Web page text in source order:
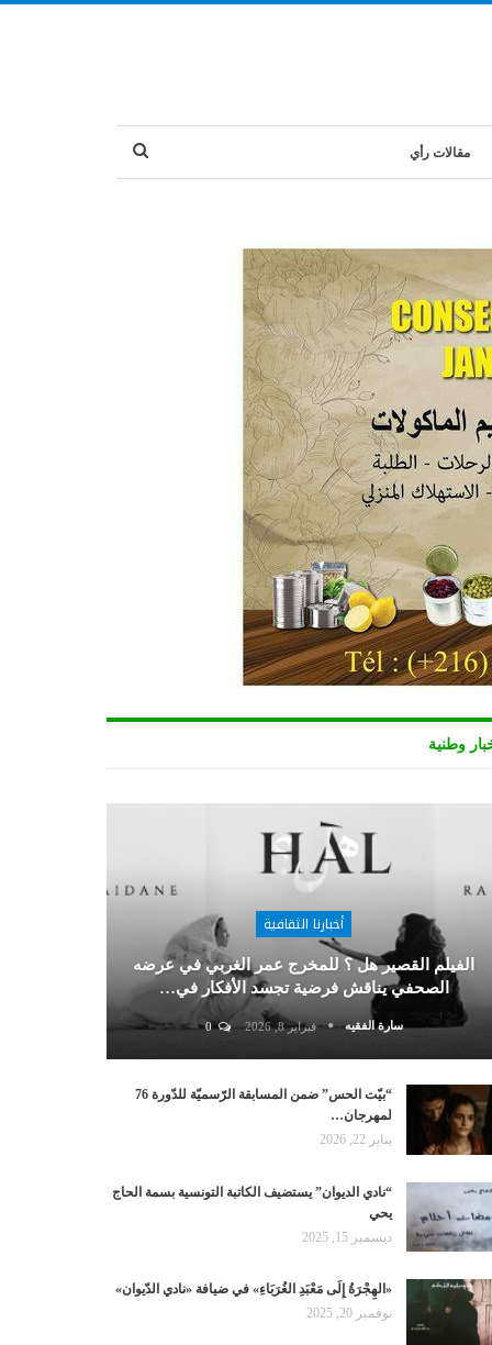
مقالات رأي
وطنية
أخبارنا الثقافية
الفيلم القصير هل ؟ للمخرج عمر الغربي في عرضه
الصحفي يناقش فرضية تجسد الأفكار في…
سارة الفقيه فبراير 8, 2026 0
“بيّت الحس” ضمن المسابقة الرّسميّة للدّورة 76
لمهرجان…
يناير 22, 2026
“نادي الديوان” يستضيف الكاتبة التونسية بسمة الحاج
يحي
ديسمبر 15, 2025
«الهِجْرَةُ إِلَى مَعْبَدِ الغُرَبَاءِ» في ضيافة «نادي الدّيوان»
نوفمبر 20, 2025